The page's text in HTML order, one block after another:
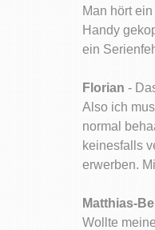
Man hört
Handy
ein
Florian -
Also ich
normal
keinesfalls
erwerben.
Matthias-
Wollte